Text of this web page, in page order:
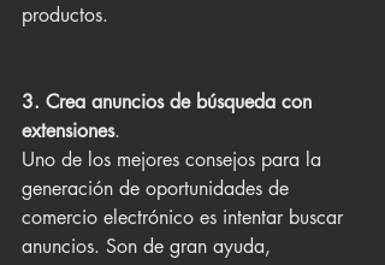
productos.
3. Crea anuncios de búsqueda con
extensiones.
Uno de los mejores consejos para la
generación de oportunidades de
comercio electrónico es intentar buscar
anuncios. Son de gran ayuda,